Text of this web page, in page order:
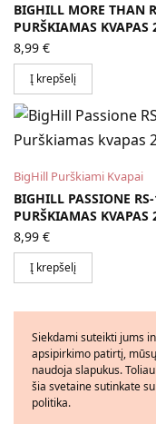
BIGHILL MORE THAN
PURŠKIAMAS KVAPAS
8,99 €
Į krepšelį
BigHill Purškiami Kvapai
BIGHILL PASSIONE
PURŠKIAMAS KVAPAS
8,99 €
Į krepšelį
Visos
Tapkite FMWorld verslo
Nepriklausomo FM
partnerio numeris:
Siekdami suteikti jums
apsipirkimo patirtį,
naudoja slapukus.
šia svetaine sutinkate
politika.